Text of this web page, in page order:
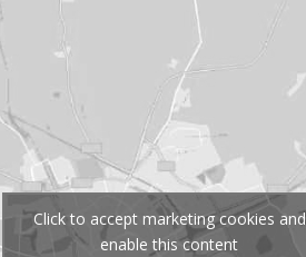
Click to accept marketing cookies and
enable this content